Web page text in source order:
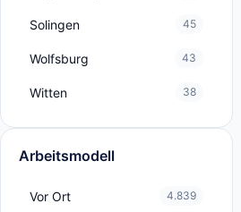
Solingen 45
Wolfsburg 43
Witten 38
Arbeitsmodell
Vor Ort 4.839